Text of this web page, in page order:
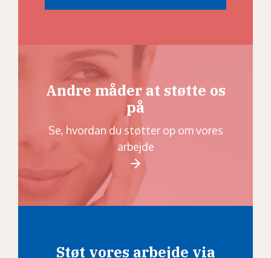
Andre måder at støtte os
på
Se, hvordan du støtter op om vores
arbejde
Støt vores arbejde via